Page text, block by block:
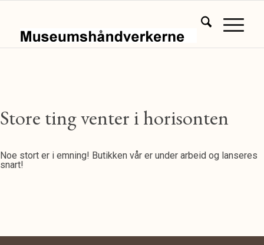
Store ting venter i horisonten
Noe stort er i emning! Butikken vår er under arbeid og lanseres
snart!